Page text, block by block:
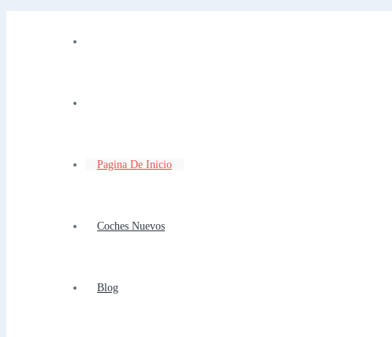
Pagina De Inicio
Coches Nuevos
Blog